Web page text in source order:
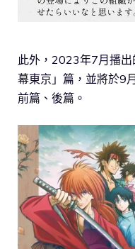
此外，2023年7月播
幕東京」篇，並將於9
前篇、後篇。